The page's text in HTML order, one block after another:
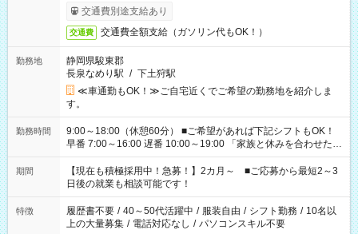
交通費別途支給あり
交通費 交通費全額支給（ガソリン代もOK！）
勤務地
静岡県駿東郡
長泉なめり駅 / 下土狩駅
≪車通勤もOK！≫ご自宅近くでご希望の勤務地を紹介しま
す。
勤務時間
9:00～18:00（休憩60分） ■ご希望があれば下記シフトもOK！
早番 7:00～16:00 遅番 10:00～19:00 「家族と休みを合わせた
い」 「余裕を持って夕飯の準備がしたい」 「できれば残業はし
たくない」 など、ご希望を教えてくださいね。 ※Wワーク希望
の方へ 今ご覧のお仕事で希望する勤務時間と、もう1つのお仕事
の勤務時間。 合計で週40時間を超える場合は応募できません。
期間
【現在も積極採用中！急募！】2カ月～ ■ご応募から最短2～3
日後の就業も相談可能です！
特徴 履歴書不要 / 40～50代活躍中 / 服装自由 / シフト勤務 / 10名以
上の大量募集 / 電話対応なし / パソコンスキル不要